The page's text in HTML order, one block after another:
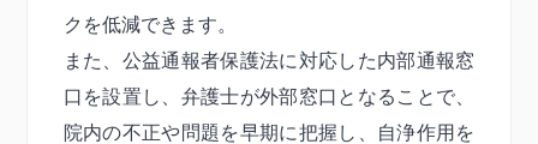
クを低減できます。
また、公益通報者保護法に対応した内部通報窓
口を設置し、弁護士が外部窓口となることで、
院内の不正や問題を早期に把握し、自浄作用を